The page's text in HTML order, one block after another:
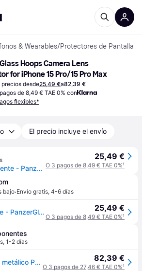
& Wearables/Protectores de Pantalla
Hoops Camera Lens
for iPhone 15 Pro/15 Pro Max
precios desde25,49 €a82,39 €
de 8,49 € TAE 0% con
flexibles*
El precio incluye el envío
Protección de la lente - PanzerGlass HoOps - Aluminio natural - 2.5D - 9H - iPhone 16/15 Pro/Max
25,49 €
O 3 pagos de 8,49 € TAE 0%¹
bajo·Envío gratis, 4-6 días
Protección de la lente - PanzerGlass HoOps - Aluminio natural - 2.5D - 9H - iPhone 16/15 Pro/Max 25,49 €
O 3 pagos de 8,49 € TAE 0%¹
, 1-2 días
Protector de cámara metálico PanzerGlass Hoops para iPhone 15 Pro y Pro Max 82,39 €
O 3 pagos de 27,46 € TAE 0%¹